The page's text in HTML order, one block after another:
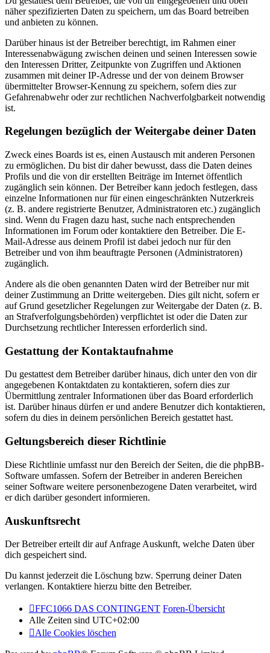
näher spezifizierten Daten zu speichern, um das Board betreiben
und anbieten zu können.
Darüber hinaus ist der Betreiber berechtigt, im Rahmen einer
Interessenabwägung zwischen deinen und seinen Interessen sowie
den Interessen Dritter, Zeitpunkte von Zugriffen und Aktionen
zusammen mit deiner IP-Adresse und der von deinem Browser
übermittelter Browser-Kennung zu speichern, sofern dies zur
Gefahrenabwehr oder zur rechtlichen Nachverfolgbarkeit notwendig
ist.
Regelungen bezüglich der Weitergabe deiner Daten
Zweck eines Boards ist es, einen Austausch mit anderen Personen
zu ermöglichen. Du bist dir daher bewusst, dass die Daten deines
Profils und die von dir erstellten Beiträge im Internet öffentlich
zugänglich sein können. Der Betreiber kann jedoch festlegen, dass
einzelne Informationen nur für einen eingeschränkten Nutzerkreis
(z. B. andere registrierte Benutzer, Administratoren etc.) zugänglich
sind. Wenn du Fragen dazu hast, suche nach entsprechenden
Informationen im Forum oder kontaktiere den Betreiber. Die E-
Mail-Adresse aus deinem Profil ist dabei jedoch nur für den
Betreiber und von ihm beauftragte Personen (Administratoren)
zugänglich.
Andere als die oben genannten Daten wird der Betreiber nur mit
deiner Zustimmung an Dritte weitergeben. Dies gilt nicht, sofern er
auf Grund gesetzlicher Regelungen zur Weitergabe der Daten (z. B.
an Strafverfolgungsbehörden) verpflichtet ist oder die Daten zur
Durchsetzung rechtlicher Interessen erforderlich sind.
Gestattung der Kontaktaufnahme
Du gestattest dem Betreiber darüber hinaus, dich unter den von dir
angegebenen Kontaktdaten zu kontaktieren, sofern dies zur
Übermittlung zentraler Informationen über das Board erforderlich
ist. Darüber hinaus dürfen er und andere Benutzer dich kontaktieren,
sofern du dies in deinem persönlichen Bereich gestattet hast.
Geltungsbereich dieser Richtlinie
Diese Richtlinie umfasst nur den Bereich der Seiten, die die phpBB-
Software umfassen. Sofern der Betreiber in anderen Bereichen
seiner Software weitere personenbezogene Daten verarbeitet, wird
er dich darüber gesondert informieren.
Auskunftsrecht
Der Betreiber erteilt dir auf Anfrage Auskunft, welche Daten über
dich gespeichert sind.
Du kannst jederzeit die Löschung bzw. Sperrung deiner Daten
verlangen. Kontaktiere hierzu bitte den Betreiber.
FFC1066 DAS CONTINGENT Foren-Übersicht
Alle Zeiten sind UTC+02:00
Alle Cookies löschen